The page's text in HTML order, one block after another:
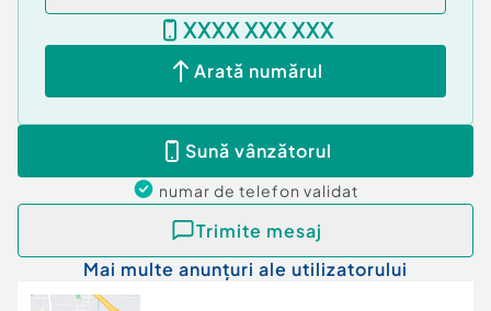
XXXX XXX XXX
Arată numărul
Sună vânzătorul
numar de telefon validat
Trimite mesaj
Mai multe anunțuri ale utilizatorului